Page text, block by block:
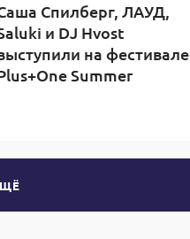
Спилберг, ЛАУД,
и DJ Hvost
на фестивале
Summer